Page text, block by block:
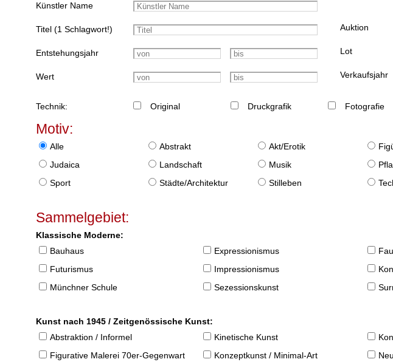
Künstler Name
Titel (1 Schlagwort!)
Entstehungsjahr
Wert
Auktion
Lot
Verkaufsjahr
Technik: Original Druckgrafik Fotografie
Motiv:
Alle Abstrakt Akt/Erotik
Judaica
Landschaft Musik
Sport
Städte/Architektur Stilleben
Sammelgebiet:
Klassische Moderne:
Bauhaus
Expressionismus
Futurismus
Impressionismus
Münchner Schule
Sezessionskunst
Kunst nach 1945 / Zeitgenössische Kunst:
Abstraktion / Informel
Kinetische Kunst
Figurative Malerei 70er-Gegenwart
Konzeptkunst / Minimal-Art